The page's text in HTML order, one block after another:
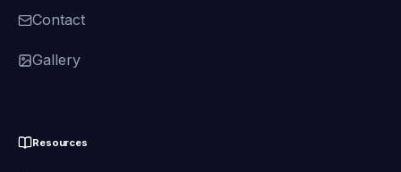
Contact
Gallery
Resources